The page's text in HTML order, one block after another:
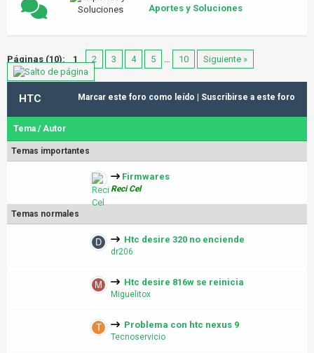
Aportes y Soluciones
Páginas (10): 1 2 3 4 5 … 10 Siguiente »
Marcar este foro como leído Suscribirse a este foro
HTC
Tema /Autor
Temas importantes
Firmwares
Reci Cel
Temas normales
Htc desire 320 no enciende
dr206
Htc desire 816w se reinicia
Miguelitox
Problema con htc nexus 9
Tecnoservicio